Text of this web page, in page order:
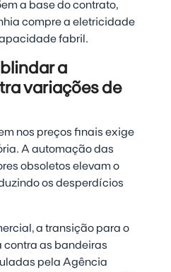
a base do contrato,
compre a eletricidade
fabril.
a
variações de
nos preços finais exige
A automação das
obsoletos elevam o
os desperdícios
a transição para o
contra as bandeiras
pela Agência